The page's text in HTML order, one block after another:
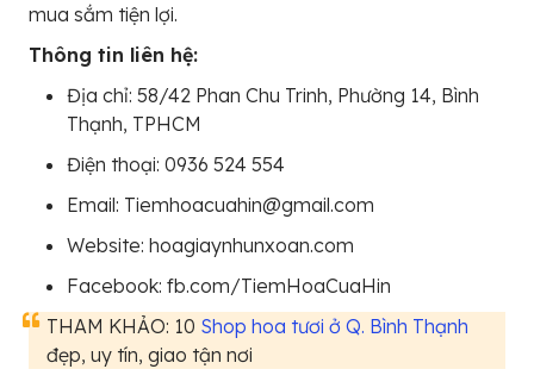
mua sắm tiện lợi.
Thông tin liên hệ:
Địa chỉ: 58/42 Phan Chu Trinh, Phường 14, Bình
Thạnh, TPHCM
Điện thoại: 0936 524 554
Email: Tiemhoacuahin@gmail.com
Website: hoagiaynhunxoan.com
Facebook: fb.com/TiemHoaCuaHin
THAM KHẢO: 10 Shop hoa tươi ở Q. Bình Thạnh
đẹp, uy tín, giao tận nơi